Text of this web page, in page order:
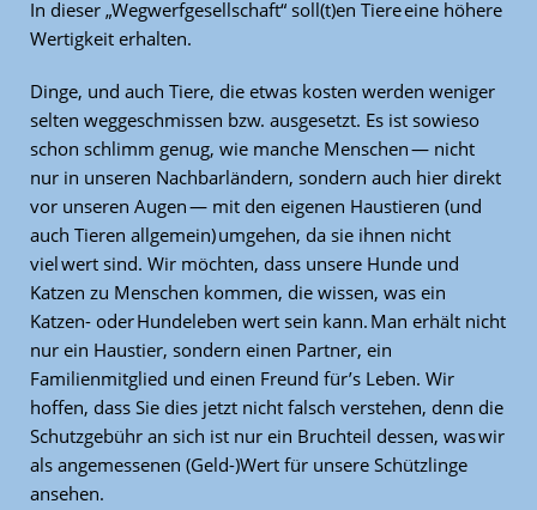
In dieser „Wegwerfgesellschaft“ soll(t)en Tiere eine höhere
Wertigkeit erhalten.
Dinge, und auch Tiere, die etwas kosten werden weniger
selten weggeschmissen bzw. ausgesetzt. Es ist sowieso
schon schlimm genug, wie manche Menschen — nicht
nur in unseren Nachbarländern, sondern auch hier direkt
vor unseren Augen — mit den eigenen Haustieren (und
auch Tieren allgemein) umgehen, da sie ihnen nicht
viel wert sind. Wir möchten, dass unsere Hunde und
Katzen zu Menschen kommen, die wissen, was ein
Katzen- oder Hundeleben wert sein kann. Man erhält nicht
nur ein Haustier, sondern einen Partner, ein
Familienmitglied und einen Freund für’s Leben. Wir
hoffen, dass Sie dies jetzt nicht falsch verstehen, denn die
Schutzgebühr an sich ist nur ein Bruchteil dessen, was wir
als angemessenen (Geld-)Wert für unsere Schützlinge
ansehen.